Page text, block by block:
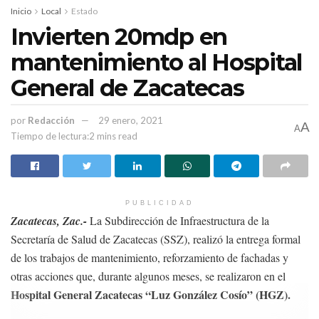
política. En ese sentido, se desechó de plano la demanda.
Temas: Impugnación
Lo Mas Destacado
proceso electoral UAZ
rectoría Universidad Autónoma de Zacatecas
Inicio Local Estado
Invierten 20mdp en
mantenimiento al Hospital
General de Zacatecas
por Redacción
29 enero, 2021
Tiempo de lectura:2 mins read
AA
PUBLICIDAD
Zacatecas, Zac.-La Subdirección de Infraestructura de la
Secretaría de Salud de Zacatecas (SSZ), realizó la entrega formal
de los trabajos de mantenimiento, reforzamiento de fachadas y
otras acciones que, durante algunos meses, se realizaron en el
Hospital General Zacatecas “Luz González Cosío” (HGZ).